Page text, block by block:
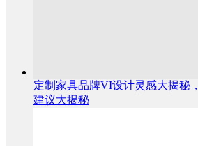
定制家具品牌VI设计灵感大揭秘
建议大揭秘